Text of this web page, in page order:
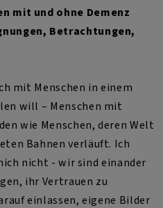
mit und ohne Demenz
Betrachtungen,
mit Menschen in einem
will – Menschen mit
wie Menschen, deren Welt
Bahnen verläuft. Ich
nicht - wir sind einander
ihr Vertrauen zu
einlassen, eigene Bilder